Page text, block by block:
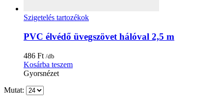
Szigetelés tartozékok
PVC élvédő üvegszövet hálóval 2,5 m
486 Ft /db
Kosárba teszem
Gyorsnézet
Mutat: